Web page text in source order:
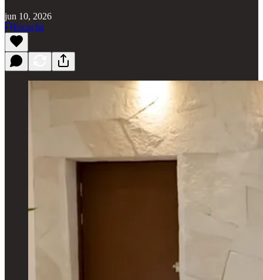
jun 10, 2026
Escucha